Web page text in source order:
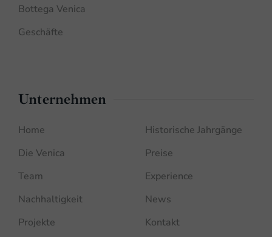
Bottega Venica
Geschäfte
Unternehmen
Home
Die Venica
Team
Nachhaltigkeit
Projekte
Historische Jahrgänge
Preise
Experience
News
Kontakt